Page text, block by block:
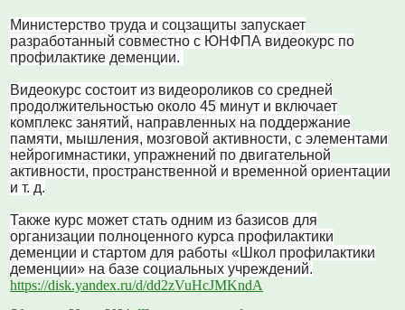
Министерство труда и соцзащиты запускает
разработанный совместно с ЮНФПА видеокурс по
профилактике деменции.
Видеокурс состоит из видеороликов со средней
продолжительностью около 45 минут и включает
комплекс занятий, направленных на поддержание
памяти, мышления, мозговой активности, с элементами
нейрогимнастики, упражнений по двигательной
активности, пространственной и временной ориентации
и т. д.
Также курс может стать одним из базисов для
организации полноценного курса профилактики
деменции и стартом для работы «Школ профилактики
деменции» на базе социальных учреждений.
https://disk.yandex.ru/d/dd2zVuHcJMKndA